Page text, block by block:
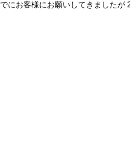
にお客様にお願いしてきましたが